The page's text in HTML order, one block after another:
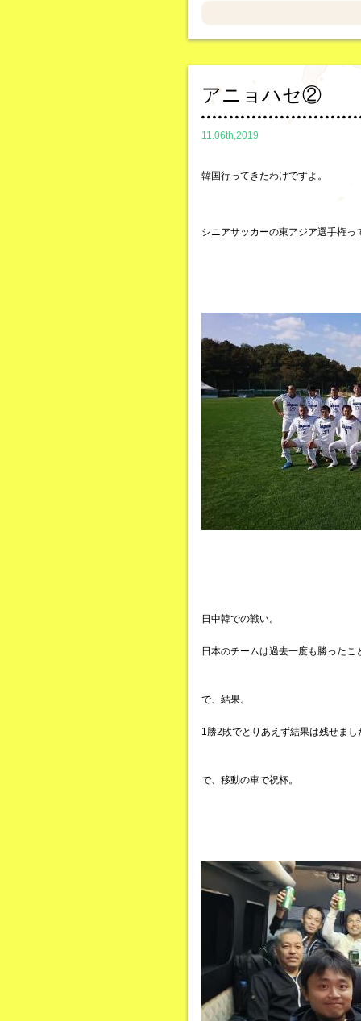
アニョハセ②
11.06th,2019
韓国行ってきたわけですよ。
シニアサッカーの東アジア選手権
日中韓での戦い。
日本のチームは過去一度も勝ったこ
で、結果。
1勝2敗でとりあえず結果は残せまし
で、移動の車で祝杯。